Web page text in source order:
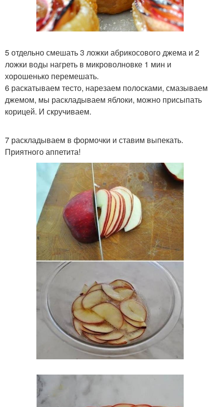
5 отдельно смешать 3 ложки абрикосового джема и 2
ложки воды нагреть в микроволновке 1 мин и
хорошенько перемешать.
6 раскатываем тесто, нарезаем полосками, смазываем
джемом, мы раскладываем яблоки, можно присыпать
корицей. И скручиваем.
7 раскладываем в формочки и ставим выпекать.
Приятного аппетита!